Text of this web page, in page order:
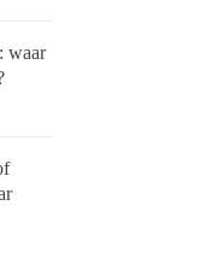
waar